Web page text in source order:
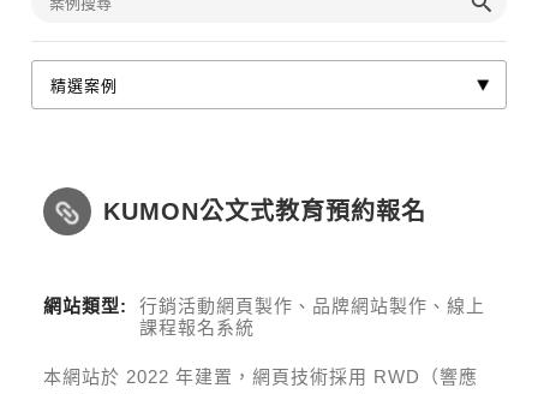
KUMON公文式教育預約報名
網站類型:
行銷活動網頁製作、品牌網站製作、線上
課程報名系統
本網站於 2022 年建置，網頁技術採用 RWD（響應